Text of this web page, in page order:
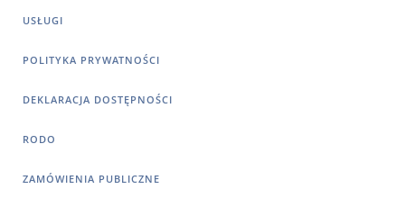
USŁUGI
POLITYKA PRYWATNOŚCI
DEKLARACJA DOSTĘPNOŚCI
RODO
ZAMÓWIENIA PUBLICZNE